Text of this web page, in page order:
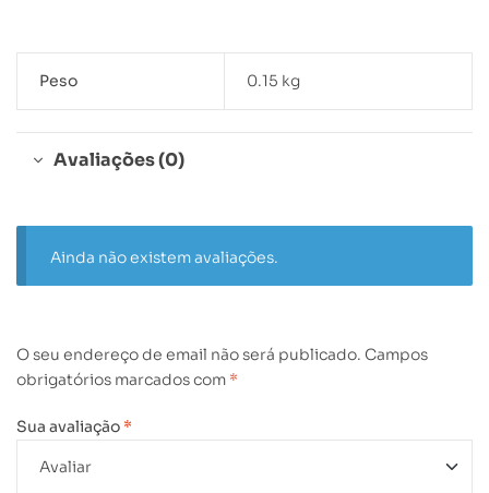
Peso 0.15 kg
Avaliações (0)
Ainda não existem avaliações.
O seu endereço de email não será publicado. Campos
obrigatórios marcados com *
Sua avaliação *